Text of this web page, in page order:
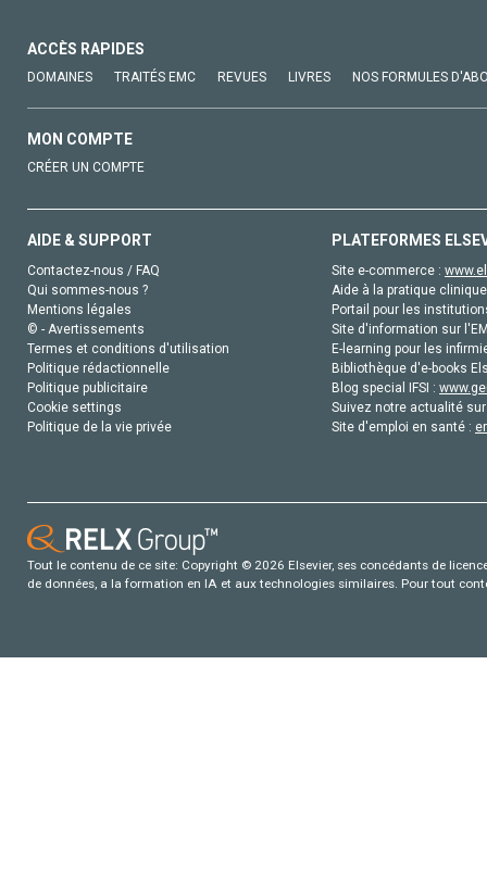
ACCÈS RAPIDES
DOMAINES TRAITÉS EMC REVUES LIVRES NOS FORMULES
MON COMPTE
CRÉER UN COMPTE
AIDE & SUPPORT
Contactez-nous / FAQ
Qui sommes-nous ?
Mentions légales
© - Avertissements
Termes et conditions d'utilisation
Politique rédactionnelle
Politique publicitaire
Cookie settings
Politique de la vie privée
PLATEFORMES
Site e-commerce :
Aide à la pratique
Portail pour les
Site d'information sur
E-learning pour les
Bibliothèque d'e-books
Blog special IFSI :
Suivez notre actualité
Site d'emploi en santé :
Tout le contenu de ce site: Copyright © 2026 Elsevier, ses concédants de
de données, a la formation en IA et aux technologies similaires. Pour tout